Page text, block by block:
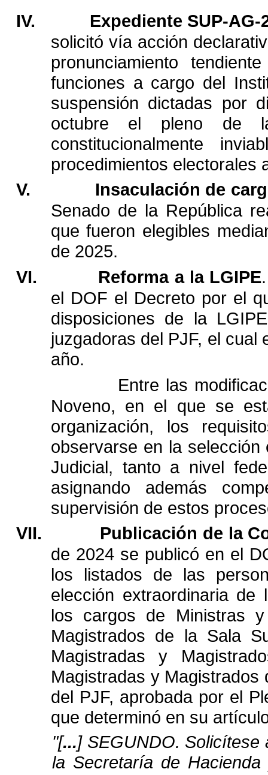
IV. Expediente SUP-AG-
solicitó vía acción
pronunciamiento
tendiente
funciones a cargo del
suspensión dictadas por
octubre
el pleno de
constitucionalmente
procedimientos electorales
V.
Insaculación de
Senado de la República
que fueron elegibles
de 2025.
VI.
Reforma a la LGIPE.
el DOF el Decreto por el
disposiciones de la
juzgadoras del PJF, el cual
año.
Entre las
Noveno, en el que se
organización,
los
observarse en la selección
Judicial, tanto a nivel
asignando
además
supervisión de estos
VII.
Publicación de la
de 2024 se publicó en el
los
listados de las
elección extraordinaria de
los cargos de Ministras y
Magistrados de la Sala
Magistradas
y
Magistradas y Magistrados
del PJF, aprobada por el
que determinó en su
"[...] SEGUNDO. Solicítese
la Secretaría de Hacienda